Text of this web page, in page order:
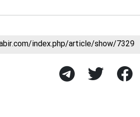
index.php/article/show/7329